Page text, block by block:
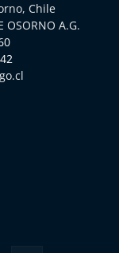
Chile
OSORNO A.G.